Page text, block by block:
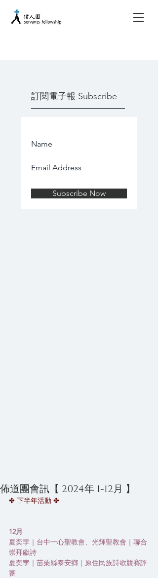
​訂閱電子報 Subscribe
Subscribe Now
佈道團會訊【 2024年 1-12月 】
✤ 下半年活動 ✤
12月
夏奕孛｜台中一心聖教會、光輝聖教會｜聯合
崇拜獻詩
夏奕孛｜苗栗縣泰安鄉｜原住民族詩歌競賽評
審